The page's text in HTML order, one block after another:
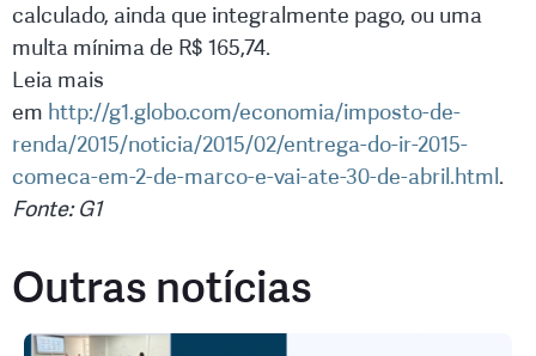
calculado, ainda que integralmente pago, ou uma
multa mínima de R$ 165,74.
Leia mais
em http://g1.globo.com/economia/imposto-de-
renda/2015/noticia/2015/02/entrega-do-ir-2015-
comeca-em-2-de-marco-e-vai-ate-30-de-abril.html .
Fonte: G1
Outras notícias